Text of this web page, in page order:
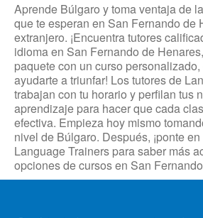
Aprende Búlgaro y toma ventaja de
que te esperan en San Fernando de
extranjero. ¡Encuentra tutores
idioma en San Fernando de
paquete con un curso
ayudarte a triunfar! Los tutores de
trabajan con tu horario y perfilan tus
aprendizaje para hacer que cada
efectiva. Empieza hoy mismo
nivel de Búlgaro. Después, ¡ponte
Language Trainers para saber más
opciones de cursos en San